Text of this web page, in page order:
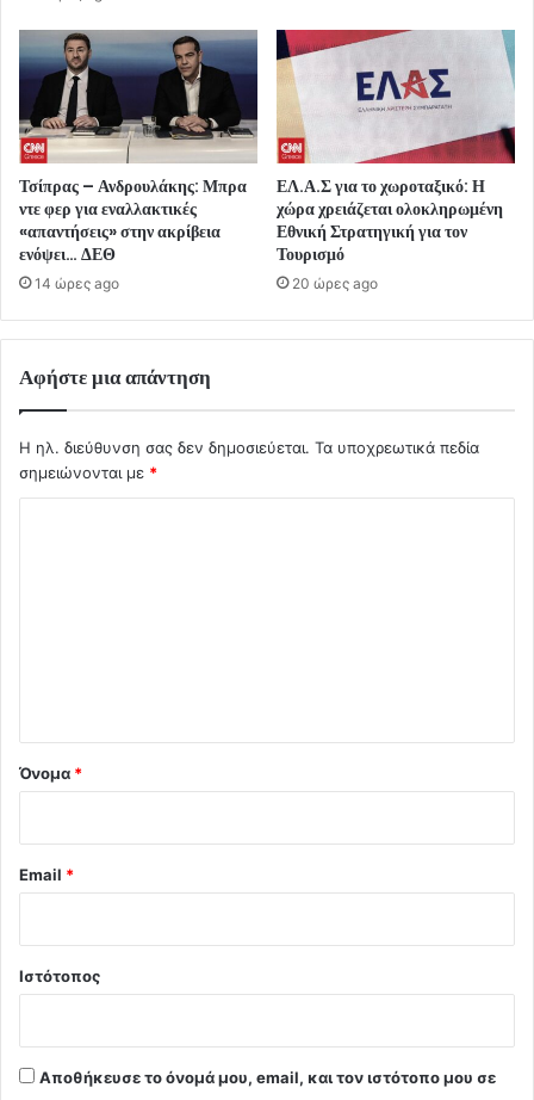
Τσίπρας – Ανδρουλάκης: Μπρα
ντε φερ για εναλλακτικές
«απαντήσεις» στην ακρίβεια
ενόψει… ΔΕΘ
14 ώρες ago
ΕΛ.Α.Σ για το χωροταξικό: Η
χώρα χρειάζεται ολοκληρωμένη
Εθνική Στρατηγική για τον
Τουρισμό
20 ώρες ago
Αφήστε μια απάντηση
Η ηλ. διεύθυνση σας δεν δημοσιεύεται. Τα υποχρεωτικά πεδία
σημειώνονται με *
Όνομα *
Email *
Ιστότοπος
Αποθήκευσε το όνομά μου, email, και τον ιστότοπο μου σε